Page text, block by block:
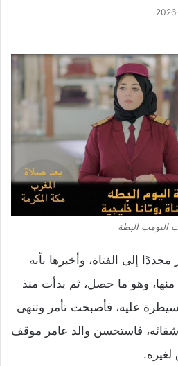
البومب البطة
إلى الفتاة، وأخبرها بأنه
منها، وهو ما حصل، ثم بدأت منذ
عليه، فأصبحت تأمر وتنهى
فاستحسن والد عامر موقف
لغيره.